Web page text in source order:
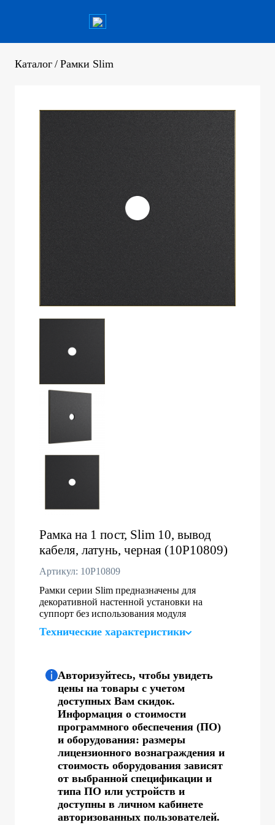
Каталог / Рамки Slim
Рамка на 1 пост, Slim 10, вывод
кабеля, латунь, черная (10P10809)
Артикул: 10P10809
Рамки серии Slim предназначены для
декоративной настенной установки на
суппорт без использования модуля
Технические характеристики
Авторизуйтесь, чтобы увидеть
цены на товары с учетом
доступных Вам скидок.
Информация о стоимости
программного обеспечения (ПО)
и оборудования: размеры
лицензионного вознаграждения и
стоимость оборудования зависят
от выбранной спецификации и
типа ПО или устройств и
доступны в личном кабинете
авторизованных пользователей.